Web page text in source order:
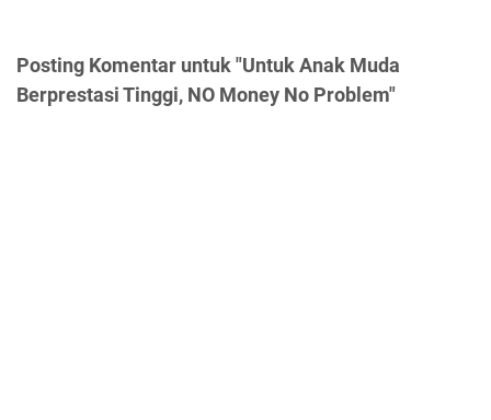
Posting Komentar untuk "Untuk Anak Muda
Berprestasi Tinggi, NO Money No Problem"